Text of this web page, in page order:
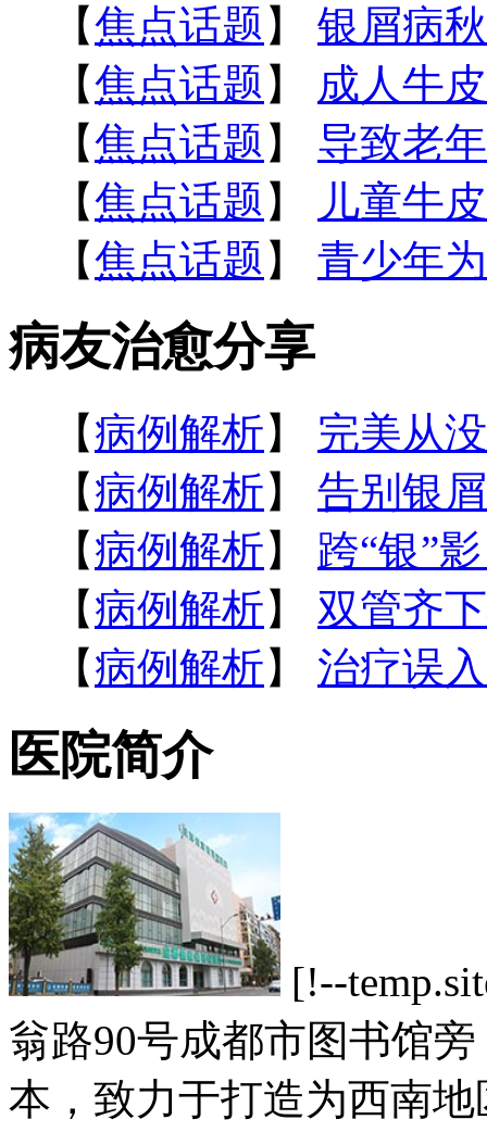
【焦点话题 】 银屑病
【焦点话题 】 成人牛
【焦点话题 】 导致老
【焦点话题 】
儿童牛
【焦点话题 】 青少年
病友治愈分享
【病例解析】 完美从
【病例解析】 告别银
【病例解析】 跨“银”
【病例解析】 双管齐
【病例解析】 治疗误
医院简介
[!--
翁路90号成都市图书馆
本，致力于打造为西南